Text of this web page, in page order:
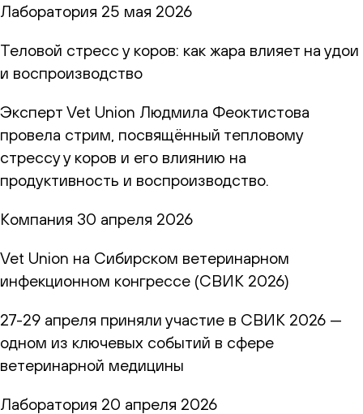
Лаборатория 25 мая 2026
Теловой стресс у коров: как жара влияет на удои
и воспроизводство
Эксперт Vet Union Людмила Феоктистова
провела стрим, посвящённый тепловому
стрессу у коров и его влиянию на
продуктивность и воспроизводство.
Компания 30 апреля 2026
Vet Union на Сибирском ветеринарном
инфекционном конгрессе (СВИК 2026)
27-29 апреля приняли участие в СВИК 2026 —
одном из ключевых событий в сфере
ветеринарной медицины
Лаборатория 20 апреля 2026